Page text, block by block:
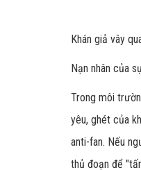
Khán giả vây
Nạn nhân của
Trong môi
yêu, ghét của
anti-fan. Nếu
thủ đoạn để